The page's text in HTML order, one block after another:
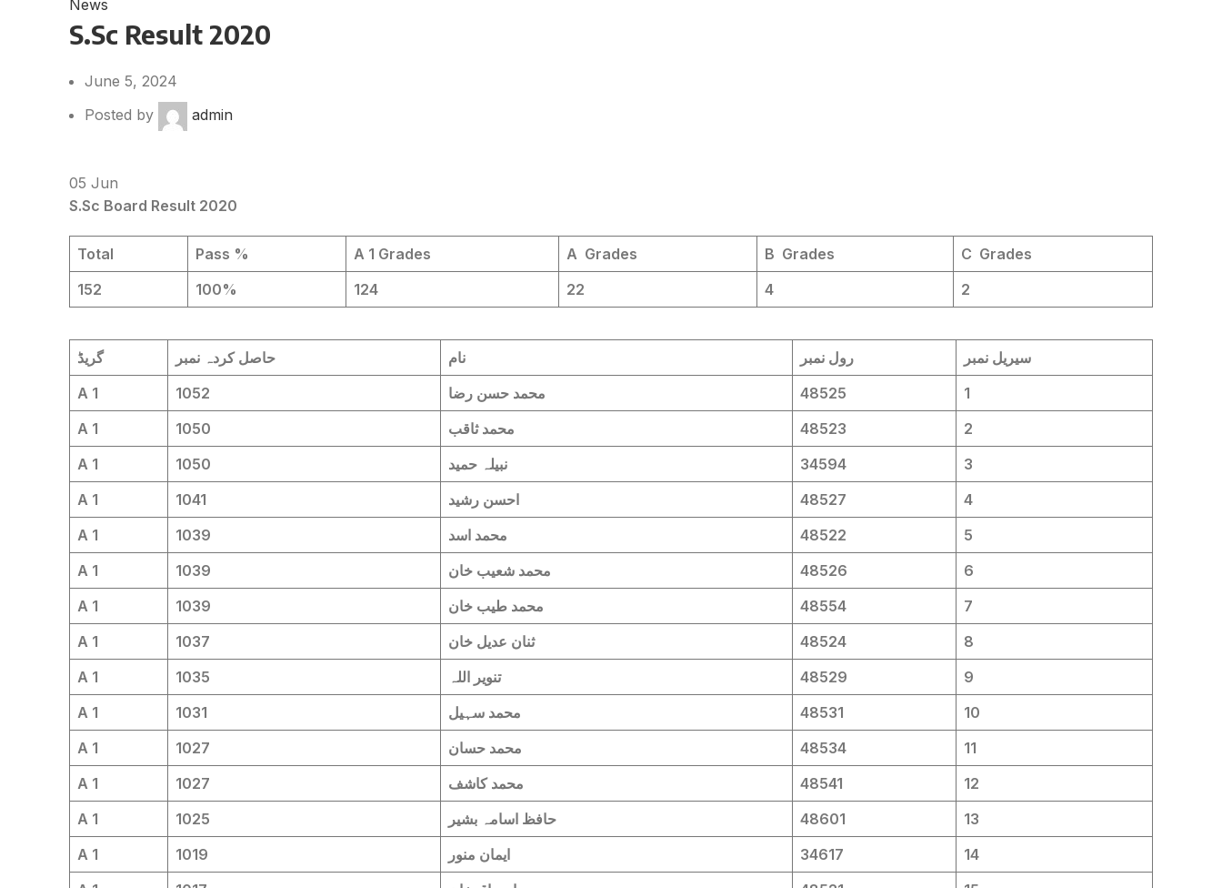
News
S.Sc Result 2020
June 5, 2024
Posted by
admin
05 Jun
S.Sc Board Result 2020
Total Pass % A 1 Grades A Grades B Grades
C Grades
152
100% 124 22 4 2
گریڈ حاصل کردہ نمبر نام رول نمبر
سیریل نمبر
A 1
1052 محمد حسن رضا 48525
1
A 1
1050 محمد ثاقب 48523
2
A 1
1050 نبیلہ حمید 34594
3
A 1
1041 احسن رشید 48527
4
A 1
1039 محمد اسد 48522
5
A 1
1039 محمد شعیب خان 48526
6
A 1
1039 محمد طیب خان 48554
7
A 1
1037 ثنان عدیل خان 48524
8
A 1
1035 تنویر اللہ 48529
9
A 1
1031 محمد سہیل 48531
10
A 1
1027 محمد حسان 48534
11
A 1
1027 محمد کاشف 48541
12
A 1
1025 حافظ اسامہ بشیر 48601
13
A 1
1019 ایمان منور 34617
14